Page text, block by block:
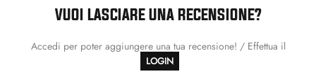
VUOI LASCIARE UNA RECENSIONE?
Accedi per poter aggiungere una tua recensione! / Effettua il
LOGIN